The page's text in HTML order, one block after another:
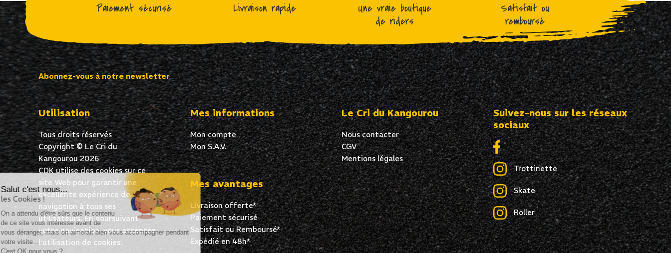
Salut c'est nous...
les Cookies !
On a attendu d'être sûrs que le contenu
de ce site vous intéresse avant de
vous déranger, mais on aimerait bien vous accompagner pendant
votre visite...
C'est OK pour vous ?
Paiement sécurisé Livraison rapide
Une vraie boutique
de riders
Satisfait ou
remboursé
Abonnez-vous à notre newsletter
Utilisation
Tous droits réservés
Copyright © Le Cri du
Kangourou 2026
CDK utilise des cookies sur ce
site Web pour garantir une
excellente expérience de
navigation à tous ses
utilisateurs. En poursuivant
votre navigation, vous acceptez
l’utilisation de cookies.
Mes informations
Mon compte
Mon S.A.V.
Mes avantages
Livraison offerte*
Paiement sécurisé
Satisfait ou Remboursé*
Expédié en 48h*
Le Cri du Kangourou
Nous contacter
CGV
Mentions légales
Suivez-nous sur les réseaux
sociaux
Trottinette
Skate
Roller